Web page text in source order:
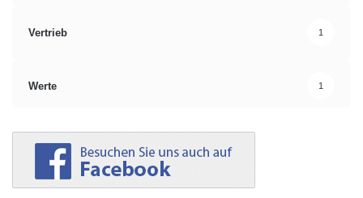
Vertrieb 1
Werte 1